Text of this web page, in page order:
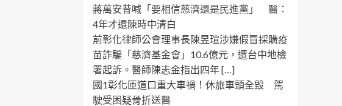
蔣萬安昔喊「要相信慈濟還是民進黨」 醫：
4年才還陳時中清白
前彰化律師公會理事長陳昱瑄涉嫌假冒採購疫
苗詐騙「慈濟基金會」10.6億元，遭台中地檢
署起訴。醫師陳志金指出四年 […]
國1彰化匝道口重大車禍！休旅車頭全毀 駕
駛受困疑骨折送醫